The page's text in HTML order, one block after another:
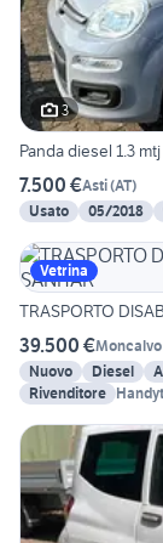
3
Panda diesel 1.3 mtj
7.500 €Asti(AT)
Usato
05/2018
Vetrina
TRASPORTO
39.500 €Moncalvo
Nuovo
Diesel
Rivenditore